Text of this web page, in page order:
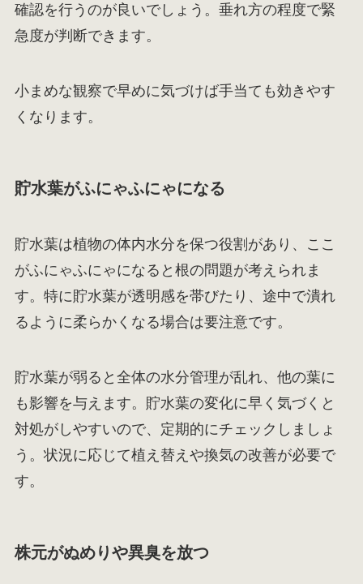
確認を行うのが良いでしょう。垂れ方の程度で緊
急度が判断できます。
小まめな観察で早めに気づけば手当ても効きやす
くなります。
貯水葉がふにゃふにゃになる
貯水葉は植物の体内水分を保つ役割があり、ここ
がふにゃふにゃになると根の問題が考えられま
す。特に貯水葉が透明感を帯びたり、途中で潰れ
るように柔らかくなる場合は要注意です。
貯水葉が弱ると全体の水分管理が乱れ、他の葉に
も影響を与えます。貯水葉の変化に早く気づくと
対処がしやすいので、定期的にチェックしましょ
う。状況に応じて植え替えや換気の改善が必要で
す。
株元がぬめりや異臭を放つ